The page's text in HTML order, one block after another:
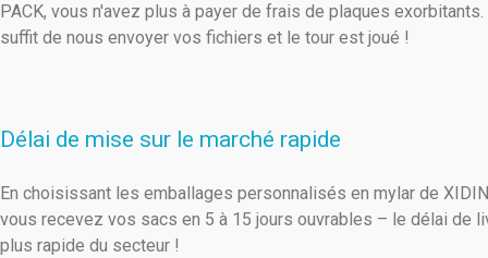
PACK, vous n'avez plus à payer de frais de plaques
suffit de nous envoyer vos fichiers et le tour est joué !
Délai de mise sur le marché rapide
En choisissant les emballages personnalisés en mylar de
vous recevez vos sacs en 5 à 15 jours ouvrables – le délai de
plus rapide du secteur !